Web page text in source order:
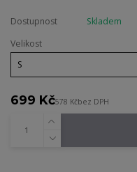
Dostupnost
Skladem
Velikost
699 Kč578 Kčbez DPH